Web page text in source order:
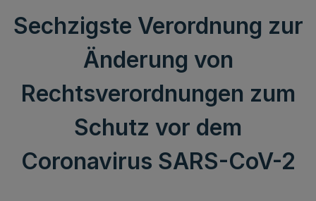
Sechzigste Verordnung zur
Änderung von
Rechtsverordnungen zum
Schutz vor dem
Coronavirus SARS-CoV-2